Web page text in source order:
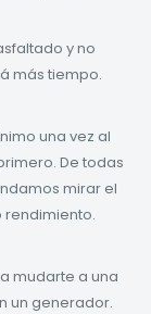
y no
más tiempo.
una vez al
De todas
mirar el
mudarte a una
un generador.